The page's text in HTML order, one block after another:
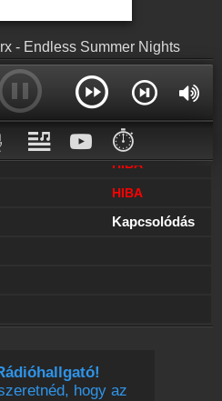
- Endless Summer Nights
⏱️
HIBA
HIBA
Csatlakozva
hogy az